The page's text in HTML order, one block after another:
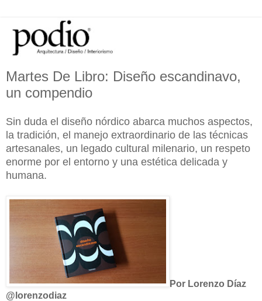
Martes De Libro: Diseño escandinavo,
un compendio
Sin duda el diseño nórdico abarca muchos aspectos,
la tradición, el manejo extraordinario de las técnicas
artesanales, un legado cultural milenario, un respeto
enorme por el entorno y una estética delicada y
humana.
Por Lorenzo Díaz
@lorenzodiaz